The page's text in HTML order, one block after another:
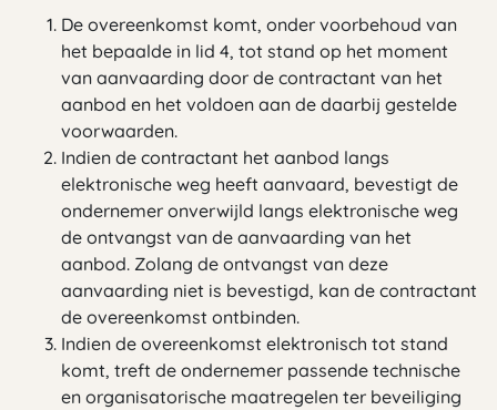
De overeenkomst komt, onder voorbehoud van
het bepaalde in lid 4, tot stand op het moment
van aanvaarding door de contractant van het
aanbod en het voldoen aan de daarbij gestelde
voorwaarden.
Indien de contractant het aanbod langs
elektronische weg heeft aanvaard, bevestigt de
ondernemer onverwijld langs elektronische weg
de ontvangst van de aanvaarding van het
aanbod. Zolang de ontvangst van deze
aanvaarding niet is bevestigd, kan de contractant
de overeenkomst ontbinden.
Indien de overeenkomst elektronisch tot stand
komt, treft de ondernemer passende technische
en organisatorische maatregelen ter beveiliging